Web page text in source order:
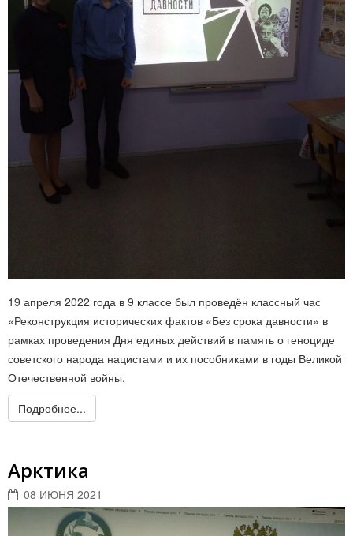
19 апреля 2022 года в 9 классе был проведён классный час
«Реконструкция исторических фактов «Без срока давности» в
рамках проведения Дня единых действий в память о геноциде
советского народа нацистами и их пособниками в годы Великой
Отечественной войны.
Подробнее...
Арктика
08 ИЮНЯ 2021